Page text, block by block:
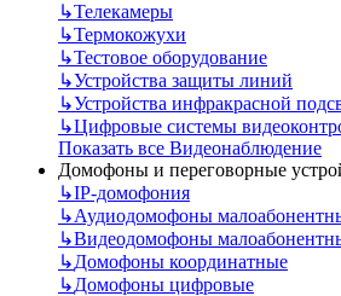
↳Телекамеры
↳Термокожухи
↳Тестовое оборудование
↳Устройства защиты линий
↳Устройства инфракрасной
↳Цифровые системы
Показать все Видеонаблюдение
Домофоны и переговорные
↳IP-домофония
↳Аудиодомофоны
↳Видеодомофоны
↳Домофоны координатные
↳Домофоны цифровые